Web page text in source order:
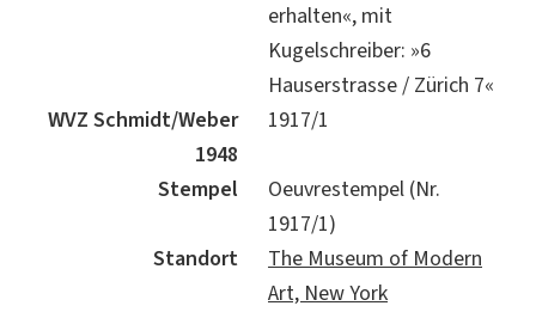
erhalten«, mit
Kugelschreiber: »6
Hauserstrasse / Zürich 7«
WVZ Schmidt/Weber
1948
1917/1
Stempel
Oeuvrestempel (Nr.
1917/1)
Standort
The Museum of Modern
Art, New York